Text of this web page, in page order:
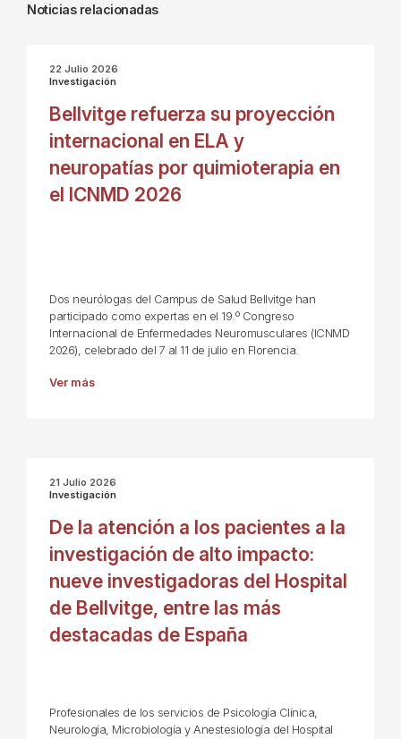
Noticias relacionadas
22 Julio 2026
Investigación
Bellvitge refuerza su proyección
internacional en ELA y
neuropatías por quimioterapia en
el ICNMD 2026
Dos neurólogas del Campus de Salud Bellvitge han
participado como expertas en el 19.º Congreso
Internacional de Enfermedades Neuromusculares (ICNMD
2026), celebrado del 7 al 11 de julio en Florencia.
Ver más
21 Julio 2026
Investigación
De la atención a los pacientes a la
investigación de alto impacto:
nueve investigadoras del Hospital
de Bellvitge, entre las más
destacadas de España
Profesionales de los servicios de Psicología Clínica,
Neurología, Microbiología y Anestesiología del Hospital